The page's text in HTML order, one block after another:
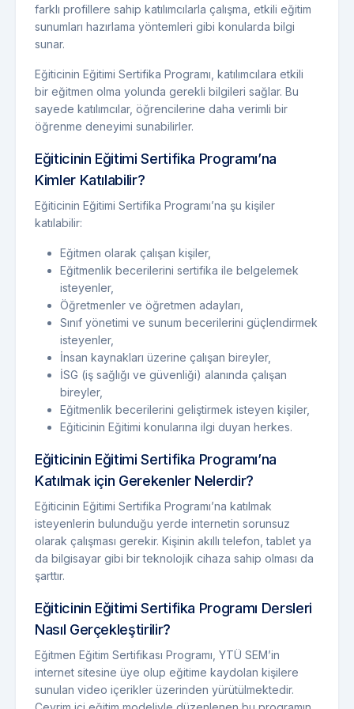
farklı profillere sahip katılımcılarla çalışma, etkili eğitim
sunumları hazırlama yöntemleri gibi konularda bilgi
sunar.
Eğiticinin Eğitimi Sertifika Programı, katılımcılara etkili
bir eğitmen olma yolunda gerekli bilgileri sağlar. Bu
sayede katılımcılar, öğrencilerine daha verimli bir
öğrenme deneyimi sunabilirler.
Eğiticinin Eğitimi Sertifika Programı’na
Kimler Katılabilir?
Eğiticinin Eğitimi Sertifika Programı’na şu kişiler
katılabilir:
Eğitmen olarak çalışan kişiler,
Eğitmenlik becerilerini sertifika ile belgelemek
isteyenler,
Öğretmenler ve öğretmen adayları,
Sınıf yönetimi ve sunum becerilerini güçlendirmek
isteyenler,
İnsan kaynakları üzerine çalışan bireyler,
İSG (iş sağlığı ve güvenliği) alanında çalışan
bireyler,
Eğitmenlik becerilerini geliştirmek isteyen kişiler,
Eğiticinin Eğitimi konularına ilgi duyan herkes.
Eğiticinin Eğitimi Sertifika Programı’na
Katılmak için Gerekenler Nelerdir?
Eğiticinin Eğitimi Sertifika Programı’na katılmak
isteyenlerin bulunduğu yerde internetin sorunsuz
olarak çalışması gerekir. Kişinin akıllı telefon, tablet ya
da bilgisayar gibi bir teknolojik cihaza sahip olması da
şarttır.
Eğiticinin Eğitimi Sertifika Programı Dersleri
Nasıl Gerçekleştirilir?
Eğitmen Eğitim Sertifikası Programı, YTÜ SEM’in
internet sitesine üye olup eğitime kaydolan kişilere
sunulan video içerikler üzerinden yürütülmektedir.